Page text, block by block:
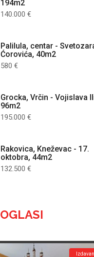
194m2
140.000 €
Palilula, centar -
Ćorovića, 40m2
580 €
Grocka, Vrčin - Vojislava
96m2
195.000 €
Rakovica, Kneževac - 17.
oktobra, 44m2
132.500 €
OGLASI